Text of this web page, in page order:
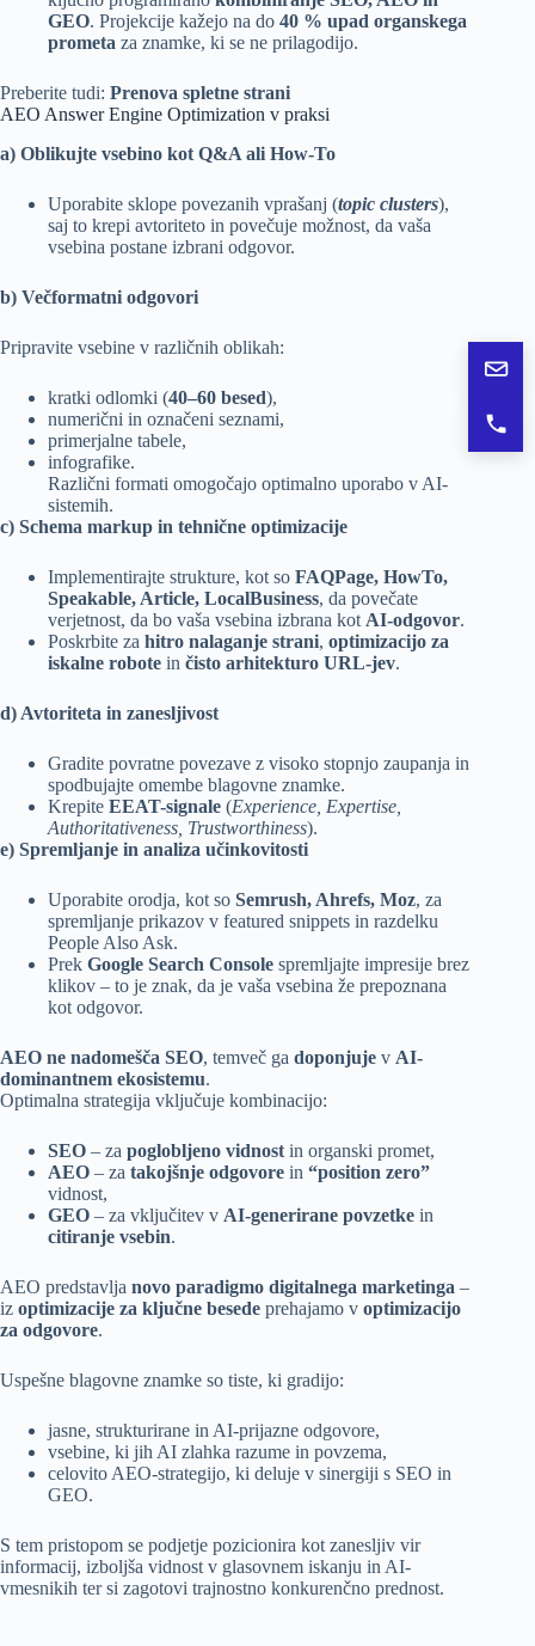
GEO. Projekcije kažejo na do 40 % upad organskega
prometa za znamke, ki se ne prilagodijo.
Preberite tudi: Prenova spletne strani
AEO Answer Engine Optimization v praksi
a) Oblikujte vsebino kot Q&A ali How-To
Uporabite sklope povezanih vprašanj (topic clusters),
saj to krepi avtoriteto in povečuje možnost, da vaša
vsebina postane izbrani odgovor.
b) Večformatni odgovori
Pripravite vsebine v različnih oblikah:
kratki odlomki (40–60 besed),
numerični in označeni seznami,
primerjalne tabele,
infografike.
Različni formati omogočajo optimalno uporabo v AI-
sistemih.
c) Schema markup in tehnične optimizacije
Implementirajte strukture, kot so FAQPage, HowTo,
Speakable, Article, LocalBusiness, da povečate
verjetnost, da bo vaša vsebina izbrana kot AI-odgovor.
Poskrbite za hitro nalaganje strani, optimizacijo za
iskalne robote in čisto arhitekturo URL-jev.
d) Avtoriteta in zanesljivost
Gradite povratne povezave z visoko stopnjo zaupanja in
spodbujajte omembe blagovne znamke.
Krepite EEAT-signale (Experience, Expertise,
Authoritativeness, Trustworthiness).
e) Spremljanje in analiza učinkovitosti
Uporabite orodja, kot so Semrush, Ahrefs, Moz, za
spremljanje prikazov v featured snippets in razdelku
People Also Ask.
Prek Google Search Console spremljajte impresije brez
klikov – to je znak, da je vaša vsebina že prepoznana
kot odgovor.
AEO ne nadomešča SEO, temveč ga doponjuje v AI-
dominantnem ekosistemu.
Optimalna strategija vključuje kombinacijo:
SEO – za poglobljeno vidnost in organski promet,
AEO – za takojšnje odgovore in “position zero”
vidnost,
GEO – za vključitev v AI-generirane povzetke in
citiranje vsebin.
AEO predstavlja novo paradigmo digitalnega marketinga –
iz optimizacije za ključne besede prehajamo v optimizacijo
za odgovore.
Uspešne blagovne znamke so tiste, ki gradijo:
jasne, strukturirane in AI-prijazne odgovore,
vsebine, ki jih AI zlahka razume in povzema,
celovito AEO-strategijo, ki deluje v sinergiji s SEO in
GEO.
S tem pristopom se podjetje pozicionira kot zanesljiv vir
informacij, izboljša vidnost v glasovnem iskanju in AI-
vmesnikih ter si zagotovi trajnostno konkurenčno prednost.